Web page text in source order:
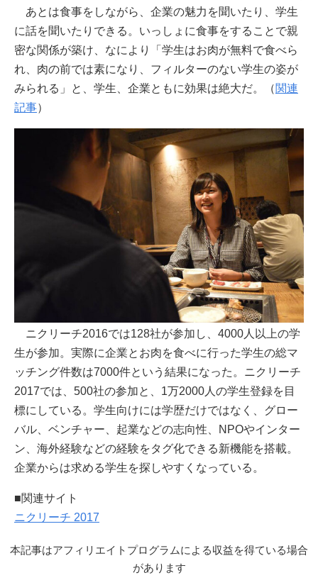
あとは食事をしながら、企業の魅力を聞いたり、学生
に話を聞いたりできる。いっしょに食事をすることで親
密な関係が築け、なにより「学生はお肉が無料で食べら
れ、肉の前では素になり、フィルターのない学生の姿が
みられる」と、学生、企業ともに効果は絶大だ。（関連
記事）
ニクリーチ2016では128社が参加し、4000人以上の学
生が参加。実際に企業とお肉を食べに行った学生の総マ
ッチング件数は7000件という結果になった。ニクリーチ
2017では、500社の参加と、1万2000人の学生登録を目
標にしている。学生向けには学歴だけではなく、グロー
バル、ベンチャー、起業などの志向性、NPOやインター
ン、海外経験などの経験をタグ化できる新機能を搭載。
企業からは求める学生を探しやすくなっている。
■関連サイト
ニクリーチ 2017
本記事はアフィリエイトプログラムによる収益を得ている場合
があります